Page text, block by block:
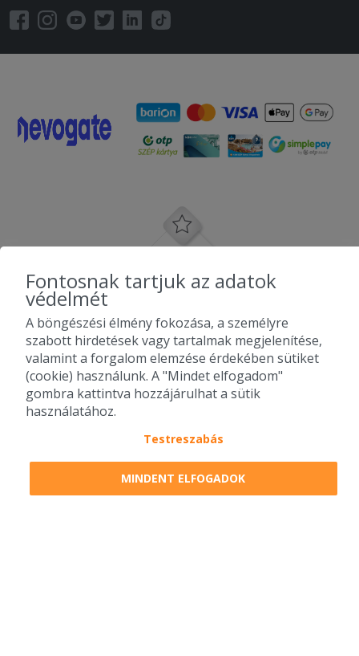
2010-2026 Copyright - Falatozz.hu - Diston-line Kft.
Fontosnak tartjuk az adatok
védelmét
A böngészési élmény fokozása, a személyre
szabott hirdetések vagy tartalmak megjelenítése,
valamint a forgalom elemzése érdekében sütiket
(cookie) használunk. A "Mindet elfogadom"
gombra kattintva hozzájárulhat a sütik
használatához.
Testreszabás
MINDENT ELFOGADOK